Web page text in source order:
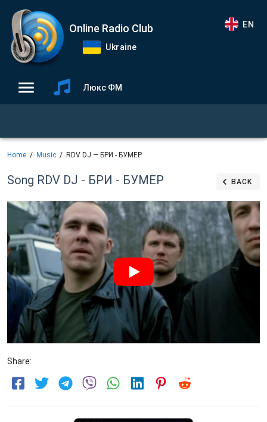
Online Radio Club
Ukraine
EN
Люкс ФМ
Home Music RDV DJ — БРИ - БУМЕР
Song RDV DJ - БРИ - БУМЕР BACK
Share: